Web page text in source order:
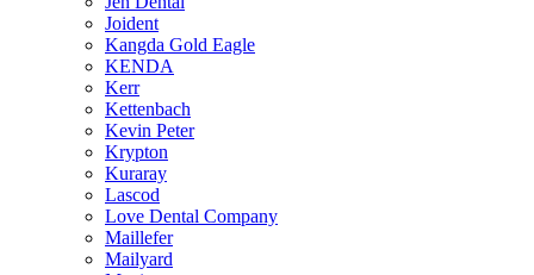
Joident
Kangda Gold Eagle
KENDA
Kerr
Kettenbach
Kevin Peter
Krypton
Kuraray
Lascod
Love Dental Company
Maillefer
Mailyard